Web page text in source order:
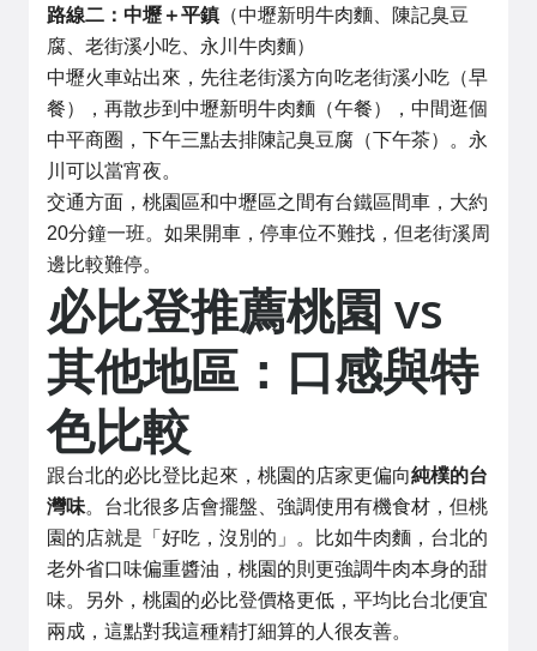
路線二：中壢＋平鎮（中壢新明牛肉麵、陳記臭豆
腐、老街溪小吃、永川牛肉麵）
中壢火車站出來，先往老街溪方向吃老街溪小吃（早
餐），再散步到中壢新明牛肉麵（午餐），中間逛個
中平商圈，下午三點去排陳記臭豆腐（下午茶）。永
川可以當宵夜。
交通方面，桃園區和中壢區之間有台鐵區間車，大約
20分鐘一班。如果開車，停車位不難找，但老街溪周
邊比較難停。
必比登推薦桃園 vs
其他地區：口感與特
色比較
跟台北的必比登比起來，桃園的店家更偏向純樸的台
灣味。台北很多店會擺盤、強調使用有機食材，但桃
園的店就是「好吃，沒別的」。比如牛肉麵，台北的
老外省口味偏重醬油，桃園的則更強調牛肉本身的甜
味。另外，桃園的必比登價格更低，平均比台北便宜
兩成，這點對我這種精打細算的人很友善。